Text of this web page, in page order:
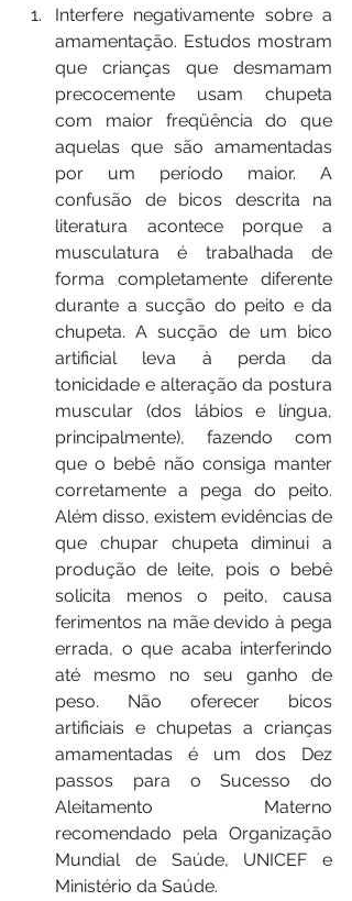
Interfere negativamente sobre a
amamentação. Estudos mostram
que crianças que desmamam
precocemente usam chupeta
com maior freqüência do que
aquelas que são amamentadas
por um período maior. A
confusão de bicos descrita na
literatura acontece porque a
musculatura é trabalhada de
forma completamente diferente
durante a sucção do peito e da
chupeta. A sucção de um bico
artificial leva à perda da
tonicidade e alteração da postura
muscular (dos lábios e língua,
principalmente), fazendo com
que o bebê não consiga manter
corretamente a pega do peito.
Além disso, existem evidências de
que chupar chupeta diminui a
produção de leite, pois o bebê
solicita menos o peito, causa
ferimentos na mãe devido à pega
errada, o que acaba interferindo
até mesmo no seu ganho de
peso. Não oferecer bicos
artificiais e chupetas a crianças
amamentadas é um dos Dez
passos para o Sucesso do
Aleitamento Materno
recomendado pela Organização
Mundial de Saúde, UNICEF e
Ministério da Saúde.